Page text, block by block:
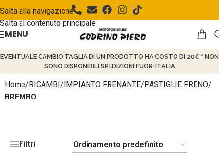
Salta alla navigazione
Salta al contenuto principale
MENU
EVENTUALE CAMBIO TAGLIA DI UN PRODOTTO HA COSTO DI 20€ * NON
SONO DISPONIBILI SPEDIZIONI FUORI ITALIA
Home/RICAMBI/IMPIANTO FRENANTE/PASTIGLIE FRENO/
BREMBO
Filtri